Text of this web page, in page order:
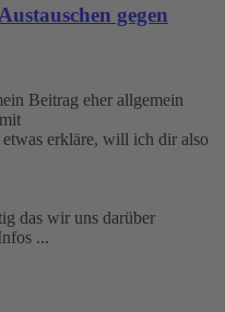
gegen
Beitrag eher allgemein
etwas erkläre, will ich dir also
das wir uns darüber
...